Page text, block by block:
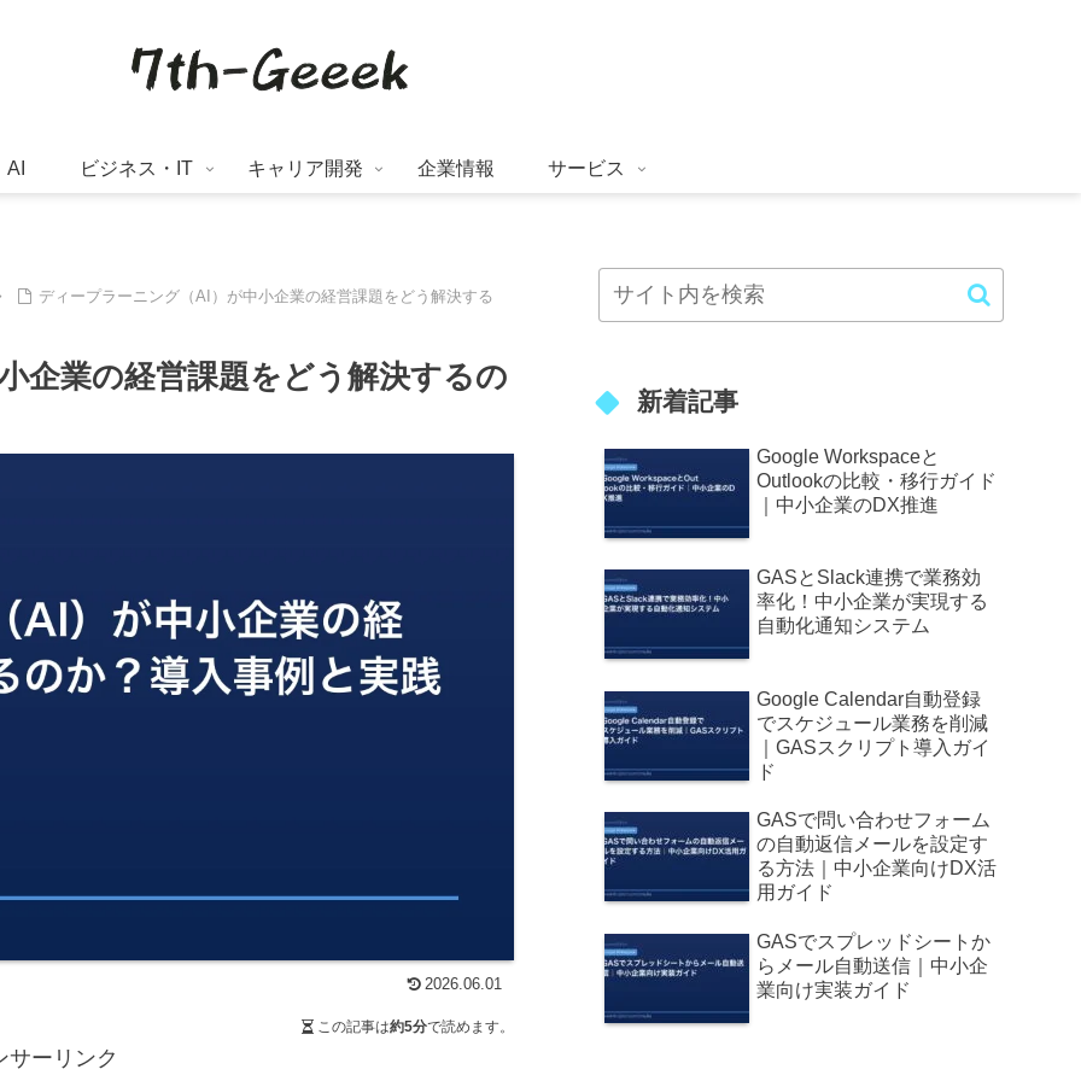
AI ビジネス・IT キャリア開発 企業情報 サービス
ディープラーニング（AI）が中小企業の経営課題をどう解決する
企業の経営課題をどう解決するの
2026.06.01
この記事は約5分で読めます。
サーリンク
新着記事
Google Workspaceと
Outlookの比較・移行ガイド
｜中小企業のDX推進
GASとSlack連携で業務効
率化！中小企業が実現する
自動化通知システム
Google Calendar自動登録
でスケジュール業務を削減
｜GASスクリプト導入ガイ
ド
GASで問い合わせフォーム
の自動返信メールを設定す
る方法｜中小企業向けDX活
用ガイド
GASでスプレッドシートか
らメール自動送信｜中小企
業向け実装ガイド